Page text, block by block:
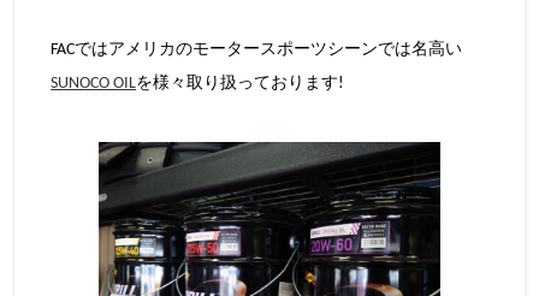
FACではアメリカのモータースポーツシーンでは名高い
SUNOCO OILを様々取り扱っております!